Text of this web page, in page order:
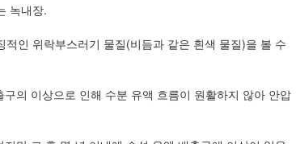
녹내장.
인 위락부스러기 물질(비듬과 같은 흰색 물질)을 볼 수
의 이상으로 인해 수분 유액 흐름이 원활하지 않아 안압